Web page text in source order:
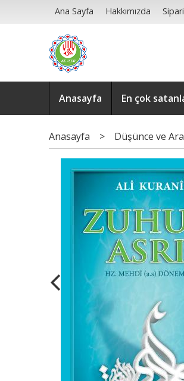
Ana Sayfa Hakkımızda
Anasayfa En çok
Anasayfa > Düşünce ve